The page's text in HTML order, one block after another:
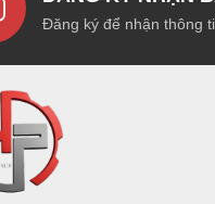
Đăng ký để nhận thông